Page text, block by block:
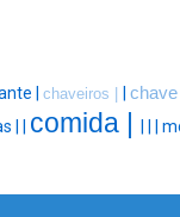
| chaveiros | chave
| comida |